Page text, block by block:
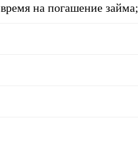
на погашение займа;